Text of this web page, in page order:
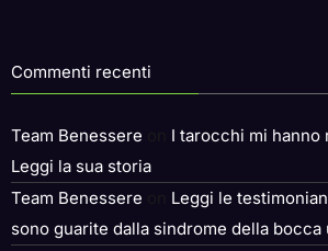
Commenti recenti
Team Benessere
I tarocchi mi hanno
Leggi la sua storia
Team Benessere
Leggi le
sono guarite dalla sindrome della bocca